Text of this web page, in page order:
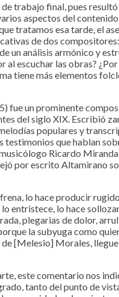
trabajo final, pues resultó
aspectos del
tratamos esa tarde, el
de dos compositores:
un análisis armónico y
al escuchar las obras?
tiene más elementos
fue un prominente
del siglo XIX. Escribió
populares y
testimonios que hablan
Ricardo
por escrito Altamirano
lo hace producir
entristece, lo hace
plegarias de dolor,
la subyuga como
[Melesio] Morales,
este comentario nos
tanto del punto de